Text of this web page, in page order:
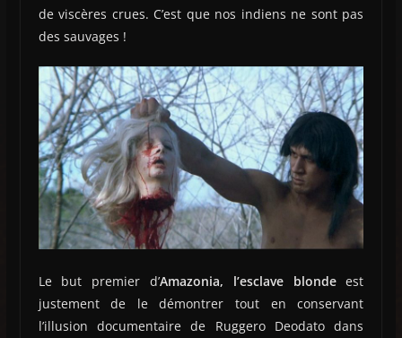
de viscères crues. C’est que nos indiens ne sont pas
des sauvages !
Le but premier d’Amazonia, l’esclave blondeest
justement de le démontrer tout en conservant
l’illusion documentaire de Ruggero Deodato dans